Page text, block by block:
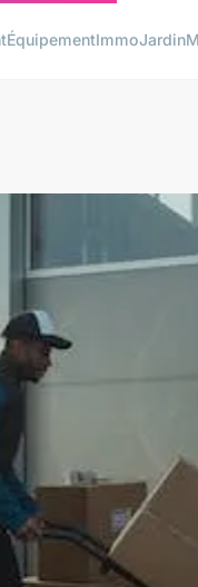
ÉquipementImmoJardin